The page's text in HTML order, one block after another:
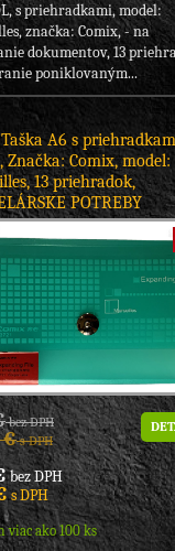
s priehradkami, model:
značka: Comix, - na
dokumentov, 13
poniklovaným...
A6 s
Značka: Comix, model:
13 priehradok,
POTREBY
bez DPH
€s DPH
bez DPH
s DPH
viac ako 100 ks